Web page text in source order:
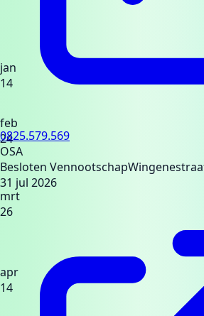
jan
14
feb
24
mrt
26
apr
14
0825.579.569
OSA
Besloten Vennootschap
31 jul 2026